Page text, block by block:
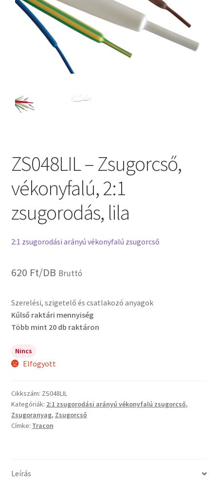
ZS048LIL – Zsugorcső,
vékonyfalú, 2:1
zsugorodás, lila
2:1 zsugorodási arányú vékonyfalú zsugorcső
620 Ft/DB Bruttó
Szerelési, szigetelő és csatlakozó anyagok
Kűlső raktári mennyiség
Több mint 20 db raktáron
Nincs
Elfogyott
Cikkszám: ZS048LIL
Kategóriák: 2:1 zsugorodási arányú vékonyfalú zsugorcső,
Zsugoranyag, Zsugorcső
Címke: Tracon
Leírás